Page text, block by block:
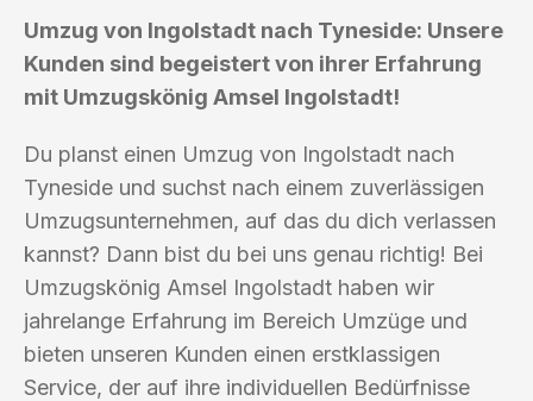
Umzug von Ingolstadt nach Tyneside: Unsere
Kunden sind begeistert von ihrer Erfahrung
mit Umzugskönig Amsel Ingolstadt!
Du planst einen Umzug von Ingolstadt nach
Tyneside und suchst nach einem zuverlässigen
Umzugsunternehmen, auf das du dich verlassen
kannst? Dann bist du bei uns genau richtig! Bei
Umzugskönig Amsel Ingolstadt haben wir
jahrelange Erfahrung im Bereich Umzüge und
bieten unseren Kunden einen erstklassigen
Service, der auf ihre individuellen Bedürfnisse